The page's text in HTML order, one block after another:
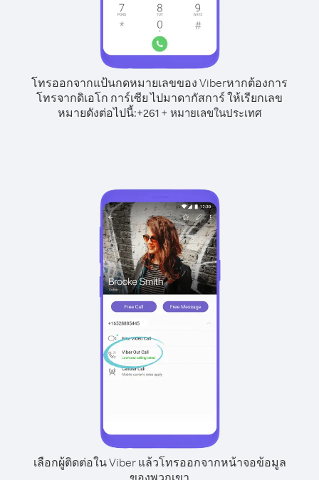
โทรออกจากแป้นกดหมายเลขของ Viberหากต้องการ
โทรจากดิเอโก การ์เซีย ไปมาดากัสการ์ ให้เรียกเลข
หมายดังต่อไปนี้:+261+ หมายเลขในประเทศ
เลือกผู้ติดต่อใน Viber แล้วโทรออกจากหน้าจอข้อมูล
ของพวกเขา